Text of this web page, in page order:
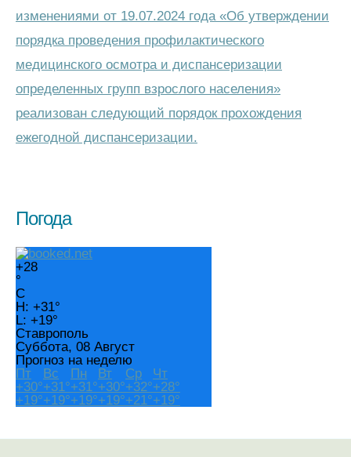
изменениями от 19.07.2024 года «Об утверждении
порядка проведения профилактического
медицинского осмотра и диспансеризации
определенных групп взрослого населения»
реализован следующий порядок прохождения
ежегодной диспансеризации.
Погода
+28
°
C
H: +31°
L: +19°
Ставрополь
Суббота, 08 Август
Прогноз на неделю
Пт
Вс Пн Вт Ср
Чт
+30°+31°+31°+30°+32°+28°
+19°+19°+19°+19°+21°+19°